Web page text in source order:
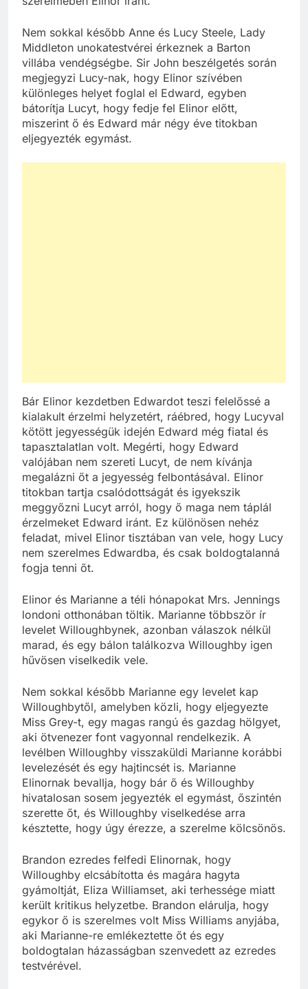
Nem sokkal később Anne és Lucy Steele, Lady
Middleton unokatestvérei érkeznek a Barton
villába vendégségbe. Sir John beszélgetés során
megjegyzi Lucy-nak, hogy Elinor szívében
különleges helyet foglal el Edward, egyben
bátorítja Lucyt, hogy fedje fel Elinor előtt,
miszerint ő és Edward már négy éve titokban
eljegyezték egymást.
Bár Elinor kezdetben Edwardot teszi felelőssé a
kialakult érzelmi helyzetért, ráébred, hogy Lucyval
kötött jegyességük idején Edward még fiatal és
tapasztalatlan volt. Megérti, hogy Edward
valójában nem szereti Lucyt, de nem kívánja
megalázni őt a jegyesség felbontásával. Elinor
titokban tartja csalódottságát és igyekszik
meggyőzni Lucyt arról, hogy ő maga nem táplál
érzelmeket Edward iránt. Ez különösen nehéz
feladat, mivel Elinor tisztában van vele, hogy Lucy
nem szerelmes Edwardba, és csak boldogtalanná
fogja tenni őt.
Elinor és Marianne a téli hónapokat Mrs. Jennings
londoni otthonában töltik. Marianne többször ír
levelet Willoughbynek, azonban válaszok nélkül
marad, és egy bálon találkozva Willoughby igen
hűvösen viselkedik vele.
Nem sokkal később Marianne egy levelet kap
Willoughbytől, amelyben közli, hogy eljegyezte
Miss Grey-t, egy magas rangú és gazdag hölgyet,
aki ötvenezer font vagyonnal rendelkezik. A
levélben Willoughby visszaküldi Marianne korábbi
levelezését és egy hajtincsét is. Marianne
Elinornak bevallja, hogy bár ő és Willoughby
hivatalosan sosem jegyezték el egymást, őszintén
szerette őt, és Willoughby viselkedése arra
késztette, hogy úgy érezze, a szerelme kölcsönös.
Brandon ezredes felfedi Elinornak, hogy
Willoughby elcsábította és magára hagyta
gyámoltját, Eliza Williamset, aki terhessége miatt
került kritikus helyzetbe. Brandon elárulja, hogy
egykor ő is szerelmes volt Miss Williams anyjába,
aki Marianne-re emlékeztette őt és egy
boldogtalan házasságban szenvedett az ezredes
testvérével.